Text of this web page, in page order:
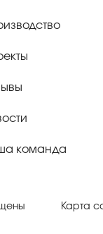
команда
Карта